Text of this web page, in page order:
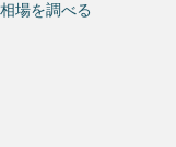
場を調べる